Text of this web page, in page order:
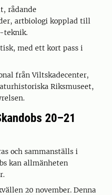
rådande
artbiologi kopplad till
teknik.
med ett kort pass i
från Viltskadecenter,
Riksmuseet,
20–21
och sammanställs i
kan allmänheten
20 november. Denna